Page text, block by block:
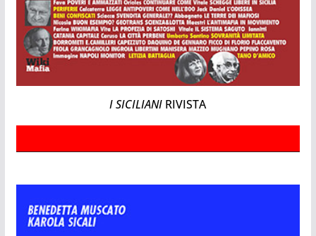
I SICILIANI RIVISTA